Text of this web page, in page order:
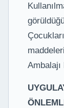
Ambalajı